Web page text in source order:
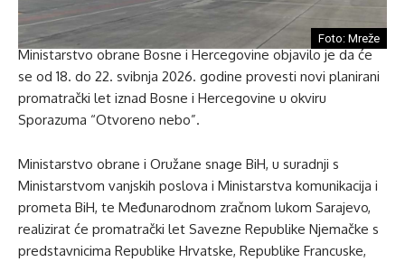
Foto: Mreže
Ministarstvo obrane Bosne i Hercegovine objavilo je da će
se od 18. do 22. svibnja 2026. godine provesti novi planirani
promatrački let iznad Bosne i Hercegovine u okviru
Sporazuma “Otvoreno nebo”.
Ministarstvo obrane i Oružane snage BiH, u suradnji s
Ministarstvom vanjskih poslova i Ministarstva komunikacija i
prometa BiH, te Međunarodnom zračnom lukom Sarajevo,
realizirat će promatrački let Savezne Republike Njemačke s
predstavnicima Republike Hrvatske, Republike Francuske,